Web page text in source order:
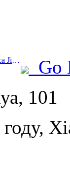
Prev:Бренд среднего и высокого класса Jingsheng Hotel официально отправляется в плавание, открывая новую модель интеграции киберспорта, культуры и туризма.
Go
101